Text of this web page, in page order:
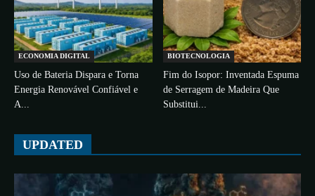
ECONOMIA DIGITAL
Uso de Bateria Dispara e Torna
Energia Renovável Confiável e
A...
BIOTECNOLOGIA
Fim do Isopor: Inventada Espuma
de Serragem de Madeira Que
Substitui...
UPDATED